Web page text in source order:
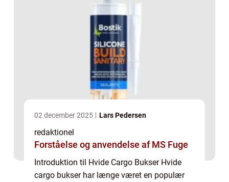
02 december 2025 Lars Pedersen
redaktionel
Forståelse og anvendelse af MS Fuge
Introduktion til Hvide Cargo Bukser Hvide
cargo bukser har længe været en populær